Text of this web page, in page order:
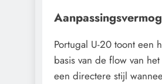
Portugal U-20 toont een
basis van de flow van
een directere stijl